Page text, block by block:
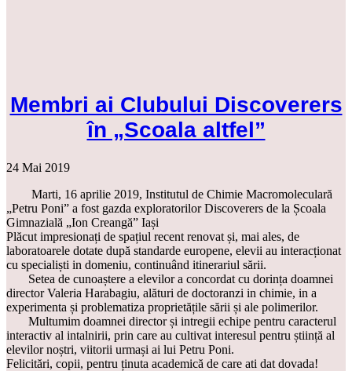
Membri ai Clubului Discoverers
în „Scoala altfel”
24 Mai 2019
Marti, 16 aprilie 2019, Institutul de Chimie Macromoleculară
„Petru Poni” a fost gazda exploratorilor Discoverers de la Școala
Gimnazială „Ion Creangă” Iași
Plăcut impresionați de spațiul recent renovat și, mai ales, de
laboratoarele dotate după standarde europene, elevii au interacționat
cu specialiști in domeniu, continuând itinerariul sării.
Setea de cunoaștere a elevilor a concordat cu dorința doamnei
director Valeria Harabagiu, alături de doctoranzi in chimie, in a
experimenta și problematiza proprietățile sării și ale polimerilor.
Multumim doamnei director și intregii echipe pentru caracterul
interactiv al intalnirii, prin care au cultivat interesul pentru știință al
elevilor noștri, viitorii urmași ai lui Petru Poni.
Felicitări, copii, pentru ținuta academică de care ati dat dovada!